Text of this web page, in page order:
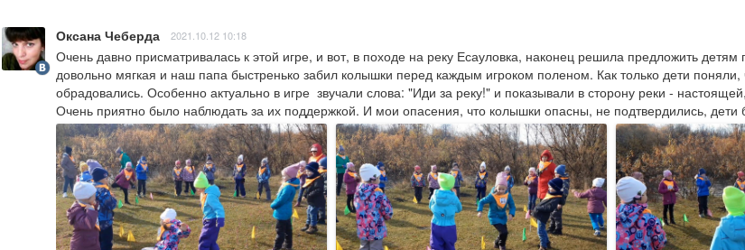
Оксана Чеберда 2021.10.12 10:18
Очень давно присматривалась к этой игре, и вот, в походе на реку Есауловка, наконец решила предложить
довольно мягкая и наш папа быстренько забил колышки перед каждым игроком поленом. Как только дети
обрадовались. Особенно актуально в игре  звучали слова: "Иди за реку!" и показывали в сторону реки -
Очень приятно было наблюдать за их поддержкой. И мои опасения, что колышки опасны, не подтвердились,